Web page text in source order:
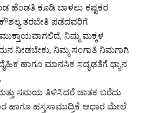
ಹೆಂಡತಿ ಕೂಡಿ ಬಾಳಲು ಕಷ್ಟಕರ
ಕೌಶಲ್ಯ ತರಬೇತಿ ಪಡೆದವರಿಗೆ
ನಿಮ್ಮ ಮಕ್ಕಳ
ನೀಡಬೇಕು, ನಿಮ್ಮ ಸಂಗಾತಿ ನಿಮಗಾಗಿ
ಹಾಗೂ ಮಾನಸಿಕ ಸದೃಢತೆಗೆ ಧ್ಯಾನ
ಸಮಯ ತಿಳಿಸಿದರೆ ಜಾತಕ ಬರೆದು
ಹಾಗೂ ಹಸ್ತಸಾಮುದ್ರಿಕೆ ಆಧಾರ ಮೇಲೆ